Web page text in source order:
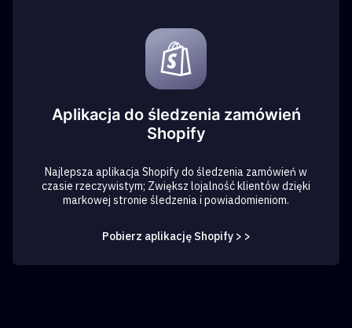
Aplikacja do śledzenia zamówień
Shopify
Najlepsza aplikacja Shopify do śledzenia zamówień w
czasie rzeczywistym; Zwiększ lojalność klientów dzięki
markowej stronie śledzenia i powiadomieniom.
Pobierz aplikację Shopify > >